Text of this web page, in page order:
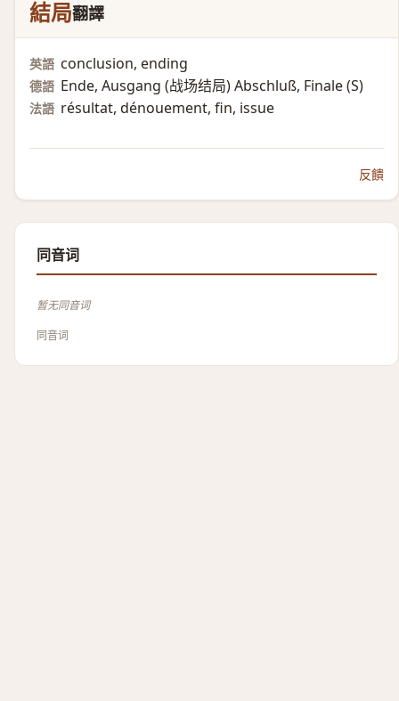
結局翻譯
英語 conclusion, ending
德語 Ende, Ausgang (战场结局)​ Abschluß, Finale (S)​
法語 résultat, dénouement, fin, issue
反饋
同音词
暂无同音词
同音词